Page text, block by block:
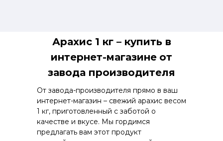
От завода-производителя прямо в ваш
интернет-магазин – свежий арахис весом
1 кг, приготовленный с заботой о
качестве и вкусе. Мы гордимся
предлагать вам этот продукт
Арахис 1 кг – купить в
интернет-магазине от
завода производителя